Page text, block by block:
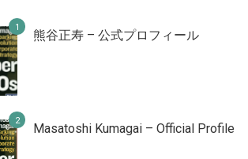
熊谷正寿 – 公式プロフィール
Masatoshi Kumagai – Official Profile